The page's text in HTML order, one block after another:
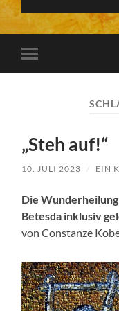
Mobile-
Menü
„Steh auf!“
10. JULI 2023 / EIN
Die
Betesda inklusiv
von Constanze